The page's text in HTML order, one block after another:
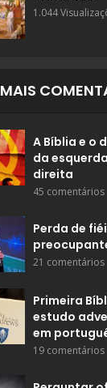
1.044
MAIS
A Bíblia e o
da
direita
45 comentários
Perda de
21 comentários
Primeira
estudo
em
19 comentários